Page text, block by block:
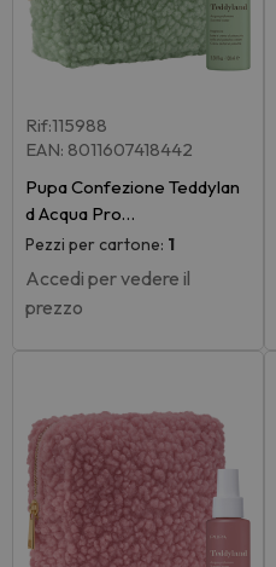
Rif:115988
EAN: 8011607418442
Pupa Confezione Teddylan
d Acqua Pro…
Pezzi per cartone: 1
Accedi per vedere il
prezzo